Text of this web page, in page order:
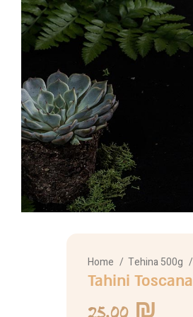
Home Tehina 500g
Tahini Toscana
25.00 ₪